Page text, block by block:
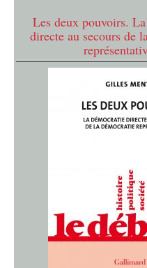
Les deux pouvoirs.
directe au secours de